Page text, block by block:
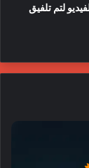
لتم تلفيق